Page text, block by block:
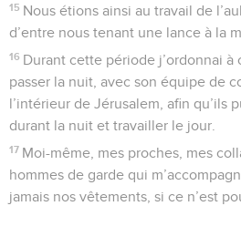
15 Nous étions ainsi au travail de
d’entre nous tenant une lance à la
16 Durant cette période j’ordonnai à
passer la nuit, avec son équipe de
l’intérieur de Jérusalem, afin qu’ils
durant la nuit et travailler le jour.
17 Moi-même, mes proches, mes
hommes de garde qui
jamais nos vêtements, si ce n’est